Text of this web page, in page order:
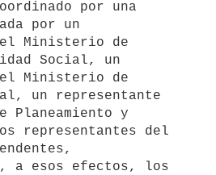
por una
por un
Ministerio de
Social, un
Ministerio de
un representante
Planeamiento y
representantes del
a esos efectos, los